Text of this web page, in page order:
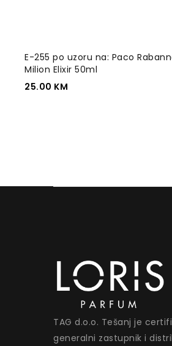
E-255 po uzoru na: Paco
Milion Elixir 50ml
25.00 KM
TAG d.o.o. Tešanj je
generalni zastupnik i